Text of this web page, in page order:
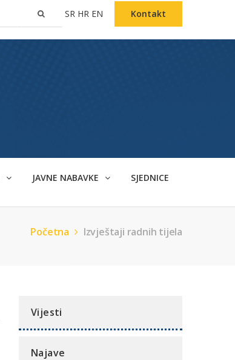
SR HR EN Kontakt
JAVNE NABAVKE SJEDNICE
Početna Izvještaji radnih tijela
Vijesti
Najave